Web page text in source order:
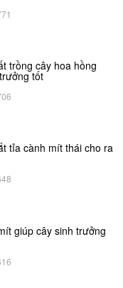
trồng cây hoa hồng
tốt
tỉa cành mít thái cho ra
giúp cây sinh trưởng